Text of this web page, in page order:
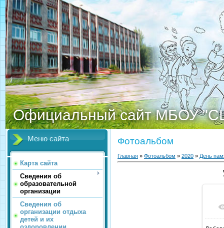
Официальный сайт МБОУ
Меню сайта
Карта сайта
Сведения об
образовательной
организации
Сведения об
организации отдыха
детей и их
Фотоальбом
Главная » Фотоальбом » 2020 » День